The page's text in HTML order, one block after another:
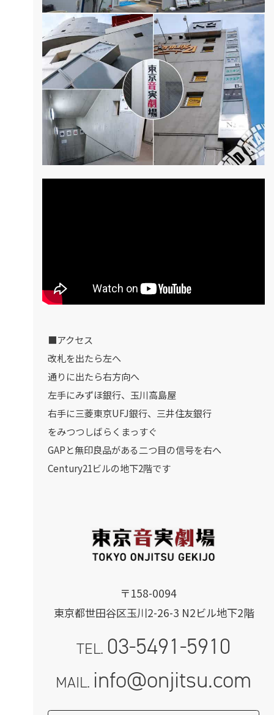
〒158-0094
東京都世田谷区玉川2-26-3 N2ビル地下2階
TEL. 03-5491-5910
MAIL. info@onjitsu.com
■アクセス
改札を出たら左へ
通りに出たら右方向へ
左手にみずほ銀行、玉川高島屋
右手に三菱東京UFJ銀行、三井住友銀行
をみつつしばらくまっすぐ
GAPと無印良品がある二つ目の信号を右へ
Century21ビルの地下2階です